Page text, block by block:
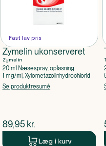
Fast lav pris
Zymelin ukonserveret
Zymelin
20 ml Næsespray, opløsning
1 mg/ml, Xylometazolinhydrochlorid
Se produktresumé
$nuværende pris
89,95 kr.
Læg i kurv